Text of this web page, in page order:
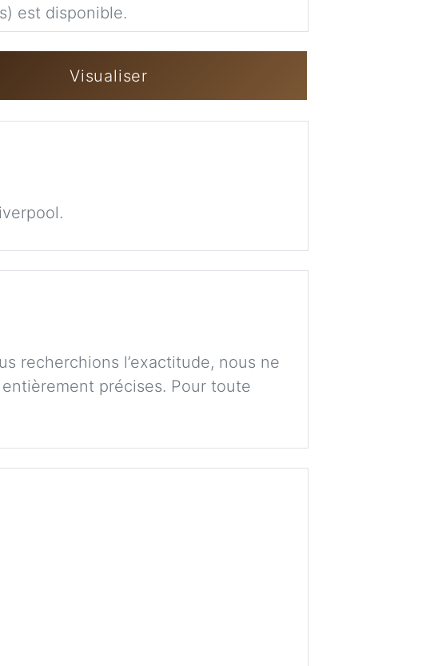
est disponible.
Visualiser
recherchions l’exactitude, nous ne
précises. Pour toute